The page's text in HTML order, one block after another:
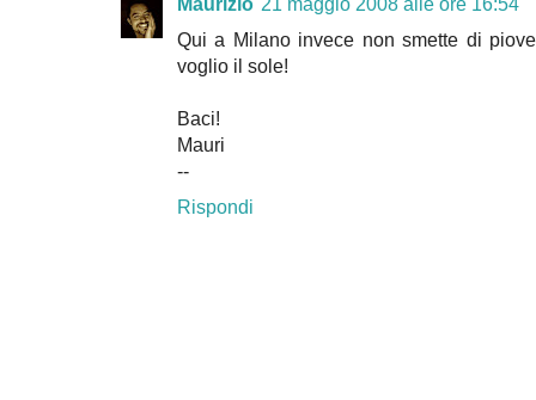
Maurizio 21 maggio 2008 alle ore 16:54
Qui a Milano invece non smette di
voglio il sole!
Baci!
Mauri
--
Rispondi